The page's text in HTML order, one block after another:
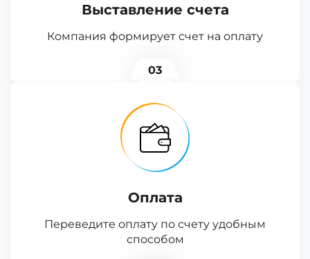
Выставление счета
Компания формирует счет на оплату
03
Оплата
Переведите оплату по счету удобным
способом